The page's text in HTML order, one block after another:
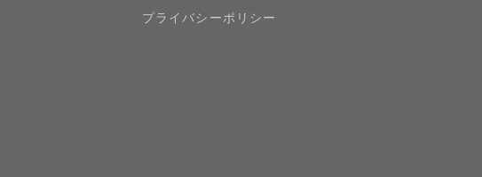
プライバシーポリシー